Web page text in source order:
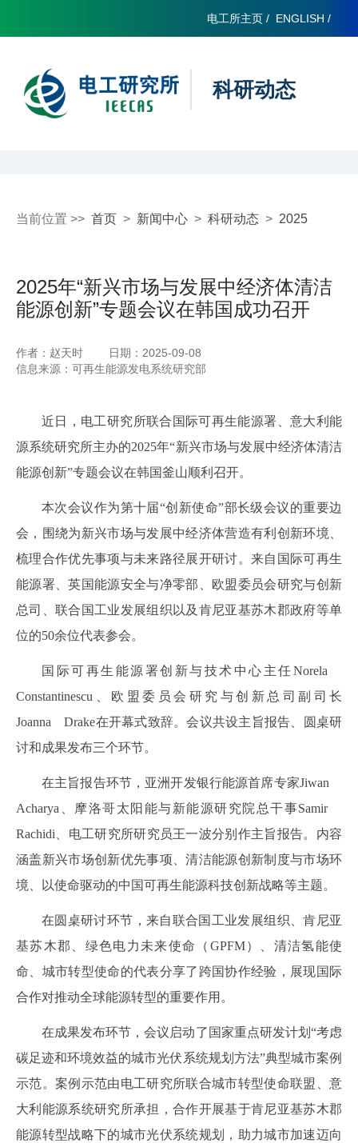
电工所主页 / ENGLISH /
科研动态
当前位置 >> 首页 > 新闻中心 > 科研动态 > 2025
2025年“新兴市场与发展中经济体清洁
能源创新”专题会议在韩国成功召开
作者：赵天时
日期：2025-09-08
信息来源：可再生能源发电系统研究部
近日，电工研究所联合国际可再生能源署、意大利能
源系统研究所主办的2025年“新兴市场与发展中经济体清洁
能源创新”专题会议在韩国釜山顺利召开。
本次会议作为第十届“创新使命”部长级会议的重要边
会，围绕为新兴市场与发展中经济体营造有利创新环境、
梳理合作优先事项与未来路径展开研讨。来自国际可再生
能源署、英国能源安全与净零部、欧盟委员会研究与创新
总司、联合国工业发展组织以及肯尼亚基苏木郡政府等单
位的50余位代表参会。
国际可再生能源署创新与技术中心主任Norela
Constantinescu、欧盟委员会研究与创新总司副司长
Joanna Drake在开幕式致辞。会议共设主旨报告、圆桌研
讨和成果发布三个环节。
在主旨报告环节，亚洲开发银行能源首席专家Jiwan
Acharya、摩洛哥太阳能与新能源研究院总干事Samir
Rachidi、电工研究所研究员王一波分别作主旨报告。内容
涵盖新兴市场创新优先事项、清洁能源创新制度与市场环
境、以使命驱动的中国可再生能源科技创新战略等主题。
在圆桌研讨环节，来自联合国工业发展组织、肯尼亚
基苏木郡、绿色电力未来使命（GPFM）、清洁氢能使
命、城市转型使命的代表分享了跨国协作经验，展现国际
合作对推动全球能源转型的重要作用。
在成果发布环节，会议启动了国家重点研发计划“考虑
碳足迹和环境效益的城市光伏系统规划方法”典型城市案例
示范。案例示范由电工研究所联合城市转型使命联盟、意
大利能源系统研究所承担，合作开展基于肯尼亚基苏木郡
能源转型战略下的城市光伏系统规划，助力城市加速迈向